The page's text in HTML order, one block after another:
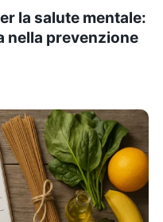
la salute mentale:
nella prevenzione